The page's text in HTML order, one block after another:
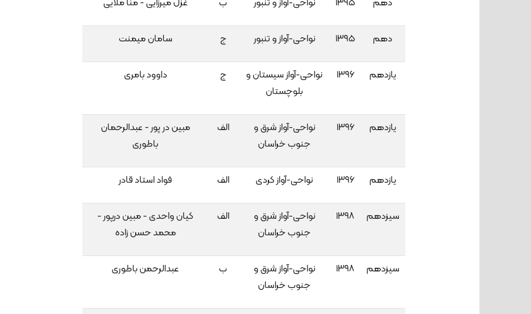
دهم ۱۳۹۵ نواحی-آواز و تنبور ب غزل میرزایی - منا ملایی
دهم ۱۳۹۵ نواحی-آواز و تنبور ج سامان میمنت
یازدهم ۱۳۹۶
نواحی-آواز سیستان و
بلوچستان
ج داوود بامری
یازدهم ۱۳۹۶
نواحی-آواز شرق و
جنوب خراسان
الف
مبین در پور - عبدالرحمان
باطوری
یازدهم ۱۳۹۶ نواحی-آواز کردی الف فواد استاد قادر
سیزدهم ۱۳۹۸
نواحی-آواز شرق و
جنوب خراسان
الف
کیان واحدی - مبین درپور -
محمد حسن زاده
سیزدهم ۱۳۹۸
نواحی-آواز شرق و
جنوب خراسان
ب عبدالرحمن باطوری